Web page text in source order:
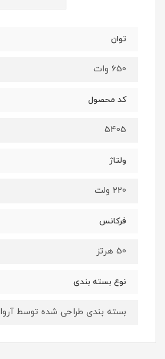
توان
650 وات
کد محصول
5405
ولتاژ
220 ولت
فرکانس
50 هرتز
نوع بسته بندی
بسته بندی طراحی شده توسط آروا